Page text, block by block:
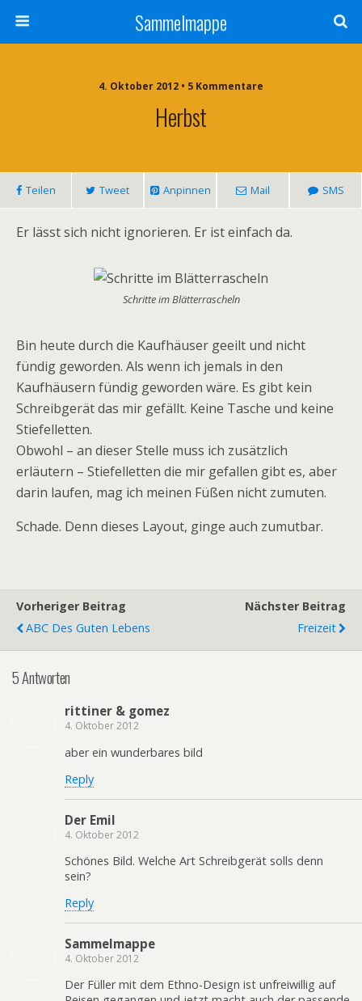
Sammelmappe
4. Oktober 2012 • 5 Kommentare
Herbst
Teilen Tweet Anpinnen Mail SMS
Er lässt sich nicht ignorieren. Er ist einfach da.
Schritte im Blätterrascheln
Bin heute durch die Kaufhäuser geeilt und nicht
fündig geworden. Als wenn ich jemals in den
Kaufhäusern fündig geworden wäre. Es gibt kein
Schreibgerät das mir gefällt. Keine Tasche und keine
Stiefelletten.
Obwohl – an dieser Stelle muss ich zusätzlich
erläutern – Stiefelletten die mir gefallen gibt es, aber
darin laufen, mag ich meinen Füßen nicht zumuten.
Schade. Denn dieses Layout, ginge auch zumutbar.
Vorheriger Beitrag
ABC Des Guten Lebens
Nächster Beitrag
Freizeit
5 Antworten
rittiner & gomez
4. Oktober 2012
aber ein wunderbares bild
Reply
Der Emil
4. Oktober 2012
Schönes Bild. Welche Art Schreibgerät solls denn
sein?
Reply
Sammelmappe
4. Oktober 2012
Der Füller mit dem Ethno-Design ist unfreiwillig auf